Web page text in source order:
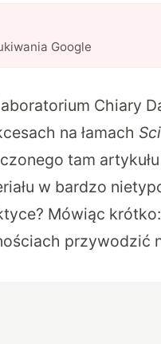
Google
Chiary
na łamach
tam
w bardzo
Mówiąc
przywodzić